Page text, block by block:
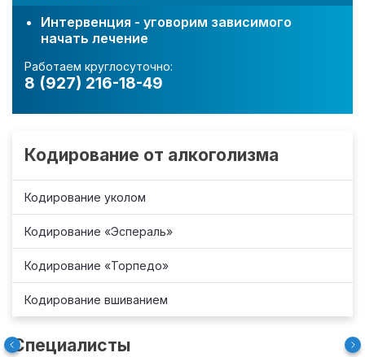
Интервенция - уговорим зависимого
начать лечение
Работаем круглосуточно:
8 (927) 216-18-49
Кодирование от алкоголизма
Кодирование уколом
Кодирование «Эспераль»
Кодирование «Торпедо»
Кодирование вшиванием
Специалисты